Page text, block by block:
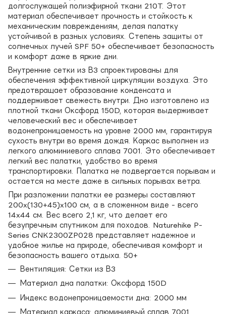
долгослужащей полиэфирной ткани 210T. Этот
материал обеспечивает прочность и стойкость к
механическим повреждениям, делая палатку
устойчивой в разных условиях. Степень защиты от
солнечных лучей SPF 50+ обеспечивает безопасность
и комфорт даже в яркие дни.
Внутренние сетки из В3 спроектированы для
обеспечения эффективной циркуляции воздуха. Это
предотвращает образование конденсата и
поддерживает свежесть внутри. Дно изготовлено из
плотной ткани Оксфорд 150D, которая выдерживает
человеческий вес и обеспечивает
водонепроницаемость на уровне 2000 мм, гарантируя
сухость внутри во время дождя. Каркас выполнен из
легкого алюминиевого сплава 7001. Это обеспечивает
легкий вес палатки, удобство во время
транспортировки. Палатка не подвергается порывам и
остается на месте даже в сильных порывах ветра.
При разложении палатки ее размеры составляют
200x(130+45)x100 см, а в сложенном виде - всего
14x44 см. Вес всего 2,1 кг, что делает его
безупречным спутником для походов. Naturehike P-
Series CNK2300ZP028 представляет надежное и
удобное жилье на природе, обеспечивая комфорт и
безопасность вашего отдыха. 50+
Вентиляция: Сетки из В3
Материал дна палатки: Оксфорд 150D
Индекс водонепроницаемости дна: 2000 мм
Материал каркаса: алюминиевый сплав 7001